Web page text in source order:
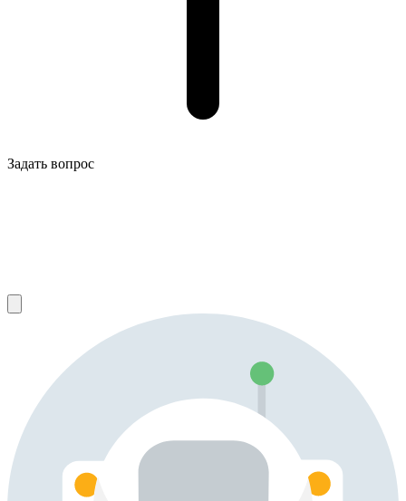
Задать вопрос